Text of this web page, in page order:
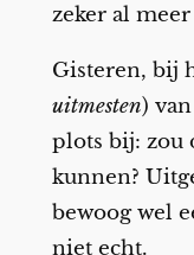
zeker al
Gisteren, bij
uitmesten)
plots bij: zou
kunnen?
bewoog wel
niet echt.